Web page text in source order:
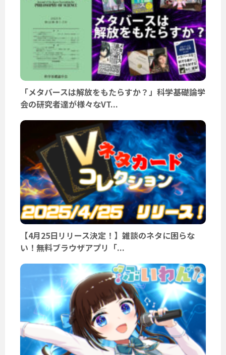
「メタバースは解放をもたらすか？」科学基礎論学
会の研究者達が様々なVT...
【4月25日リリース決定！】雑談のネタに困らな
い！無料ブラウザアプリ「...